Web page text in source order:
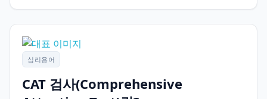
심리용어
CAT 검사(Comprehensive